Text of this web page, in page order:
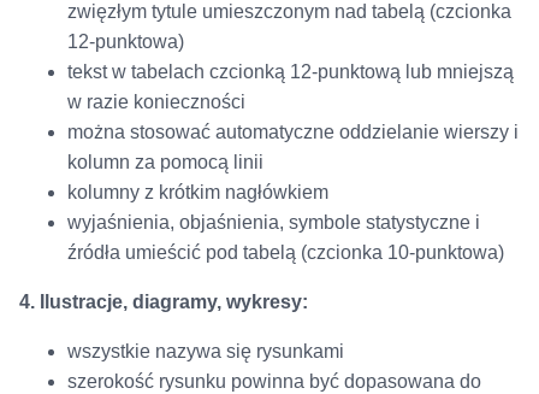
zwięzłym tytule umieszczonym nad tabelą (czcionka
12-punktowa)
tekst w tabelach czcionką 12-punktową lub mniejszą
w razie konieczności
można stosować automatyczne oddzielanie wierszy i
kolumn za pomocą linii
kolumny z krótkim nagłówkiem
wyjaśnienia, objaśnienia, symbole statystyczne i
źródła umieścić pod tabelą (czcionka 10-punktowa)
4. Ilustracje, diagramy, wykresy:
wszystkie nazywa się rysunkami
szerokość rysunku powinna być dopasowana do